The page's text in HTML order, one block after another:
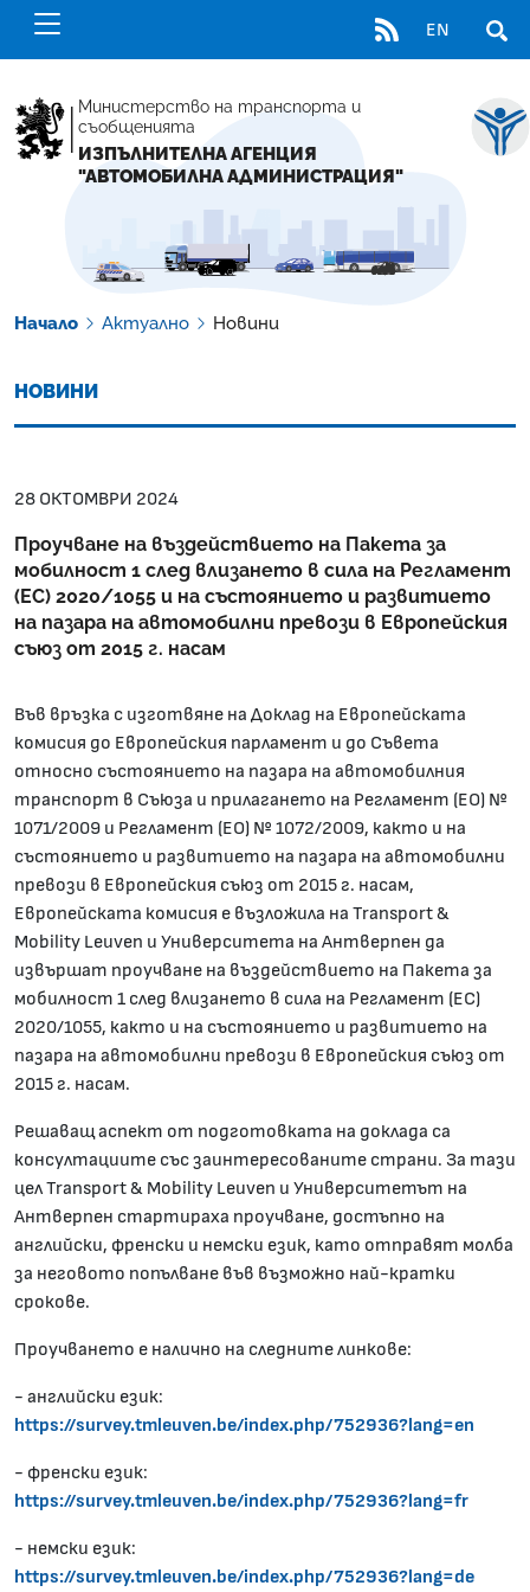
RSS EN
Министерство на транспорта и
съобщенията
ИЗПЪЛНИТЕЛНА АГЕНЦИЯ
"АВТОМОБИЛНА АДМИНИСТРАЦИЯ"
Начало Актуално Новини
НОВИНИ
28 ОКТОМВРИ 2024
Проучване на въздействието на Пакета за
мобилност 1 след влизането в сила на Регламент
(ЕС) 2020/1055 и на състоянието и развитието
на пазара на автомобилни превози в Европейския
съюз от 2015 г. насам
Във връзка с изготвяне на Доклад на Европейската
комисия до Европейския парламент и до Съвета
относно състоянието на пазара на автомобилния
транспорт в Съюза и прилагането на Регламент (ЕО) №
1071/2009 и Регламент (ЕО) № 1072/2009, както и на
състоянието и развитието на пазара на автомобилни
превози в Европейския съюз от 2015 г. насам,
Европейската комисия е възложила на Transport &
Mobility Leuven и Университета на Антверпен да
извършат проучване на въздействието на Пакета за
мобилност 1 след влизането в сила на Регламент (ЕС)
2020/1055, както и на състоянието и развитието на
пазара на автомобилни превози в Европейския съюз от
2015 г. насам.
Решаващ аспект от подготовката на доклада са
консултациите със заинтересованите страни. За тази
цел Transport & Mobility Leuven и Университетът на
Антверпен стартираха проучване, достъпно на
английски, френски и немски език, като отправят молба
за неговото попълване във възможно най-кратки
срокове.
Проучването е налично на следните линкове:
- английски език:
https://survey.tmleuven.be/index.php/752936?lang=en
- френски език:
https://survey.tmleuven.be/index.php/752936?lang=fr
- немски език:
https://survey.tmleuven.be/index.php/752936?lang=de